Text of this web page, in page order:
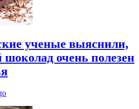
ученые выяснили,
очень полезен